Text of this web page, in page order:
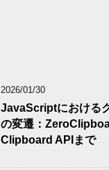
2026/01/30
JavaScriptにおける
の変遷：
Clipboard APIまで